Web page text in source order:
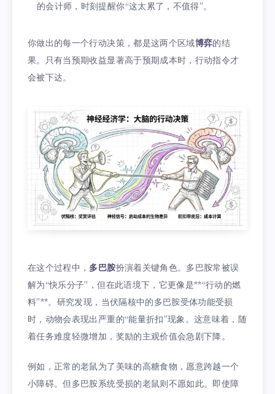
的会计师，时刻提醒你“这太累了，不值得”。
你做出的每一个行动决策，都是这两个区域博弈的结
果。只有当预期收益显著高于预期成本时，行动指令才
会被下达。
在这个过程中，多巴胺扮演着关键角色。多巴胺常被误
解为“快乐分子”，但在此语境下，它更像是**“行动的燃
料”**。研究发现，当伏隔核中的多巴胺受体功能受损
时，动物会表现出严重的“能量折扣”现象。这意味着，随
着任务难度轻微增加，奖励的主观价值会急剧下降。
例如，正常的老鼠为了美味的高糖食物，愿意跨越一个
小障碍。但多巴胺系统受损的老鼠则不愿如此。即使障